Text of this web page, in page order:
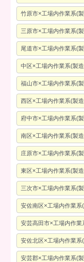
竹原市×工場内作業系(
三原市×工場内作業系(
尾道市×工場内作業系(
中区×工場内作業系(製
福山市×工場内作業系(
西区×工場内作業系(製
府中市×工場内作業系(
南区×工場内作業系(製
庄原市×工場内作業系(
東区×工場内作業系(製
三次市×工場内作業系(
安佐南区×工場内作業
安芸高田市×工場内作
安佐北区×工場内作業
安芸郡×工場内作業系(